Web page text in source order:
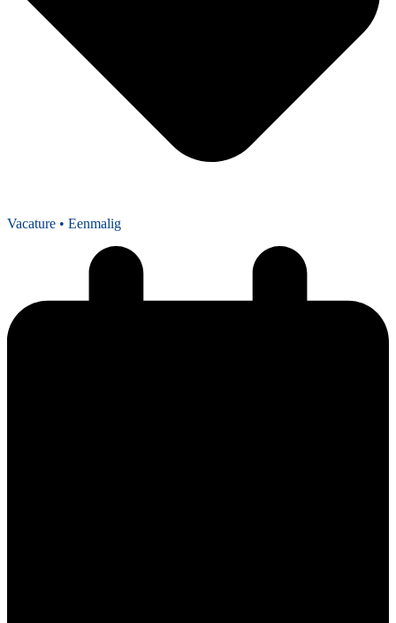
Vacature • Eenmalig